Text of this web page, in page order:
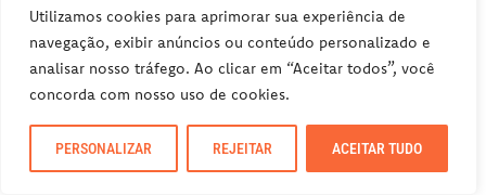
Utilizamos cookies para aprimorar sua experiência de
navegação, exibir anúncios ou conteúdo personalizado e
analisar nosso tráfego. Ao clicar em “Aceitar todos”, você
concorda com nosso uso de cookies.
PERSONALIZAR REJEITAR ACEITAR TUDO
quente acompanhada de uma xícara de
café é uma experiência obrigatória para
quem visita a cidade.
COMIDA TÍPICA DA HOLANDA | KIBBELING